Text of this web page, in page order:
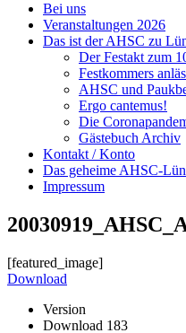
Bei uns
Veranstaltungen 2026
Das ist der AHSC zu
Der Festakt zum
Festkommers
AHSC und
Ergo cantemus!
Die
Gästebuch Archiv
Kontakt / Konto
Das geheime AHSC-
Impressum
[featured_image]
Download
Version
Download 183